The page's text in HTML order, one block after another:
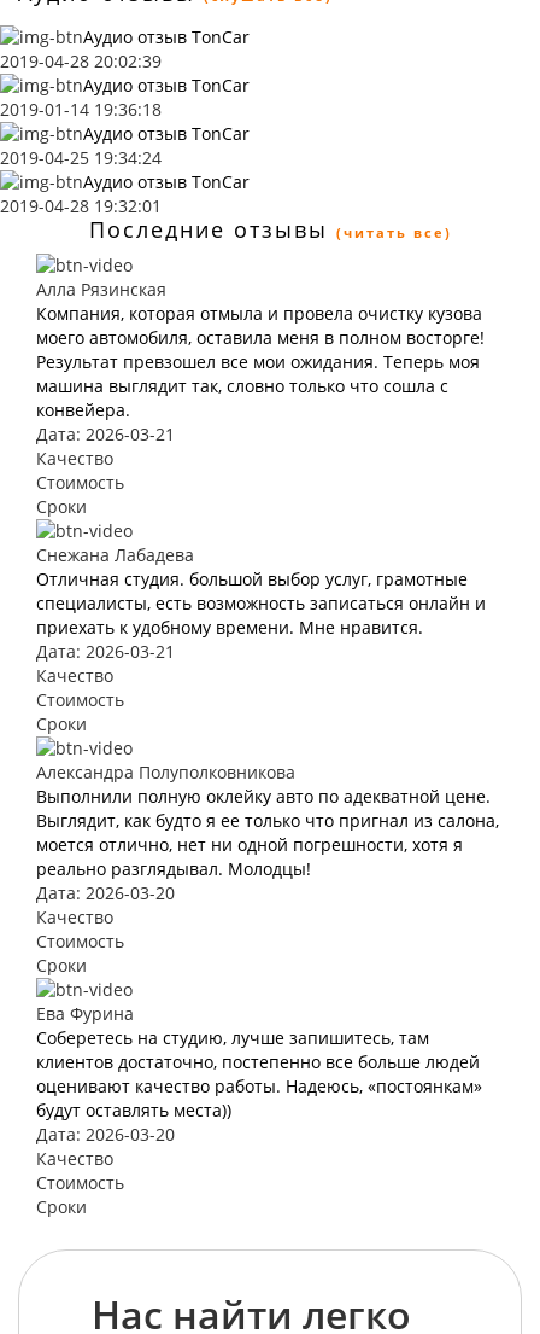
Аудио отзыв TonCar
2019-04-28 20:02:39
Аудио отзыв TonCar
2019-01-14 19:36:18
Аудио отзыв TonCar
2019-04-25 19:34:24
Аудио отзыв TonCar
2019-04-28 19:32:01
Последние отзывы (читать все)
Алла Рязинская
Компания, которая отмыла и провела очистку кузова
моего автомобиля, оставила меня в полном восторге!
Результат превзошел все мои ожидания. Теперь моя
машина выглядит так, словно только что сошла с
конвейера.
Дата: 2026-03-21
Качество
Стоимость
Сроки
Снежана Лабадева
Отличная студия. большой выбор услуг, грамотные
специалисты, есть возможность записаться онлайн и
приехать к удобному времени. Мне нравится.
Дата: 2026-03-21
Качество
Стоимость
Сроки
Александра Полуполковникова
Выполнили полную оклейку авто по адекватной цене.
Выглядит, как будто я ее только что пригнал из салона,
моется отлично, нет ни одной погрешности, хотя я
реально разглядывал. Молодцы!
Дата: 2026-03-20
Качество
Стоимость
Сроки
Ева Фурина
Соберетесь на студию, лучше запишитесь, там
клиентов достаточно, постепенно все больше людей
оценивают качество работы. Надеюсь, «постоянкам»
будут оставлять места))
Дата: 2026-03-20
Качество
Стоимость
Сроки
Нас найти легко